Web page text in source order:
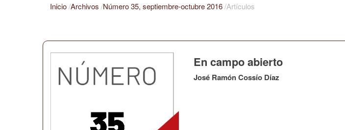
Inicio/Archivos /Número 35, septiembre-octubre 2016/Artículos
En campo abierto
José Ramón Cossío Díaz